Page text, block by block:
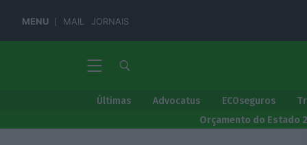
MENU MAIL JORNAIS
Últimas Advocatus ECOseguros
Orçamento do Estado